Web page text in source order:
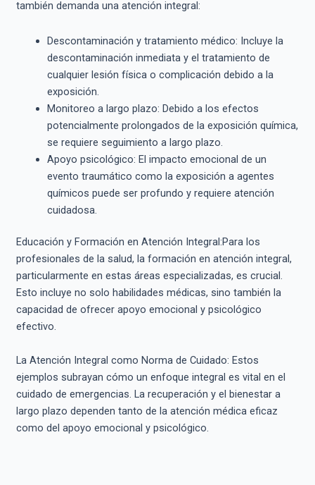
también demanda una atención integral:
Descontaminación y tratamiento médico: Incluye la
descontaminación inmediata y el tratamiento de
cualquier lesión física o complicación debido a la
exposición.
Monitoreo a largo plazo: Debido a los efectos
potencialmente prolongados de la exposición química,
se requiere seguimiento a largo plazo.
Apoyo psicológico: El impacto emocional de un
evento traumático como la exposición a agentes
químicos puede ser profundo y requiere atención
cuidadosa.
Educación y Formación en Atención Integral:Para los
profesionales de la salud, la formación en atención integral,
particularmente en estas áreas especializadas, es crucial.
Esto incluye no solo habilidades médicas, sino también la
capacidad de ofrecer apoyo emocional y psicológico
efectivo.
La Atención Integral como Norma de Cuidado: Estos
ejemplos subrayan cómo un enfoque integral es vital en el
cuidado de emergencias. La recuperación y el bienestar a
largo plazo dependen tanto de la atención médica eficaz
como del apoyo emocional y psicológico.